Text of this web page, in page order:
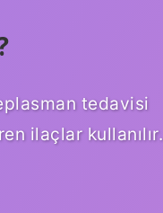
tedavisi
ilaçlar kullanılır.